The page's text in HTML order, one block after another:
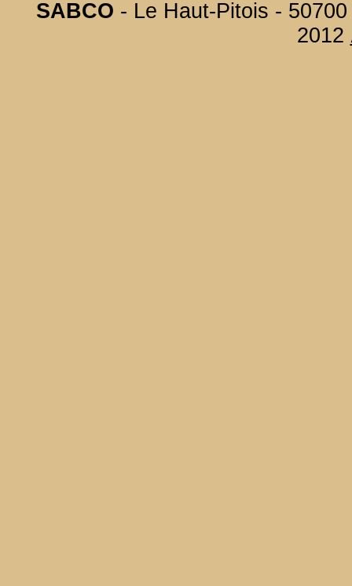
SABCO - Le Haut-Pitois -
2012